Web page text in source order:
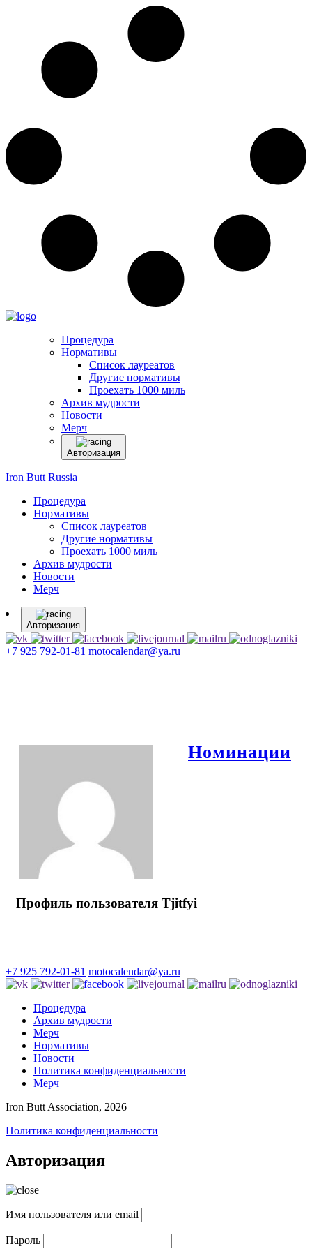
Процедура
Нормативы
Список лауреатов
Другие нормативы
Проехать 1000 миль
Архив мудрости
Новости
Мерч
Авторизация
Iron Butt Russia
Процедура
Нормативы
Список лауреатов
Другие нормативы
Проехать 1000 миль
Архив мудрости
Новости
Мерч
Авторизация
+7 925 792-01-81 motocalendar@ya.ru
Номинации
Профиль пользователя Tjitfyi
+7 925 792-01-81 motocalendar@ya.ru
Процедура
Архив мудрости
Мерч
Нормативы
Новости
Политика конфиденциальности
Мерч
Iron Butt Association, 2026
Политика конфиденциальности
Авторизация
Имя пользователя или email
Пароль